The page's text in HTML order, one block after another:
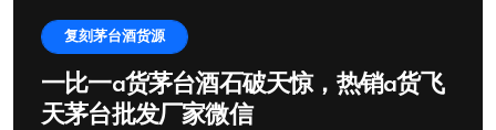
复刻茅台酒货源
一比一a货茅台酒石破天惊，热销a货飞
天茅台批发厂家微信